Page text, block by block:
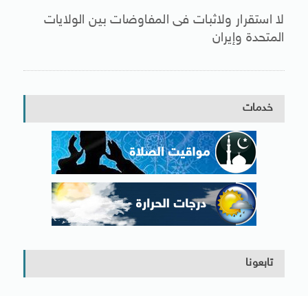
لا استقرار ولاثبات فى المفاوضات بين الولايات
المتحدة وإيران
خدمات
تابعونا